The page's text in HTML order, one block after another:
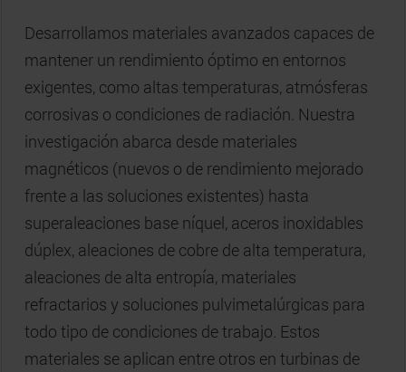
Desarrollamos materiales avanzados capaces de
mantener un rendimiento óptimo en entornos
exigentes, como altas temperaturas, atmósferas
corrosivas o condiciones de radiación. Nuestra
investigación abarca desde materiales
magnéticos (nuevos o de rendimiento mejorado
frente a las soluciones existentes) hasta
superaleaciones base níquel, aceros inoxidables
dúplex, aleaciones de cobre de alta temperatura,
aleaciones de alta entropía, materiales
refractarios y soluciones pulvimetalúrgicas para
todo tipo de condiciones de trabajo. Estos
materiales se aplican entre otros en turbinas de